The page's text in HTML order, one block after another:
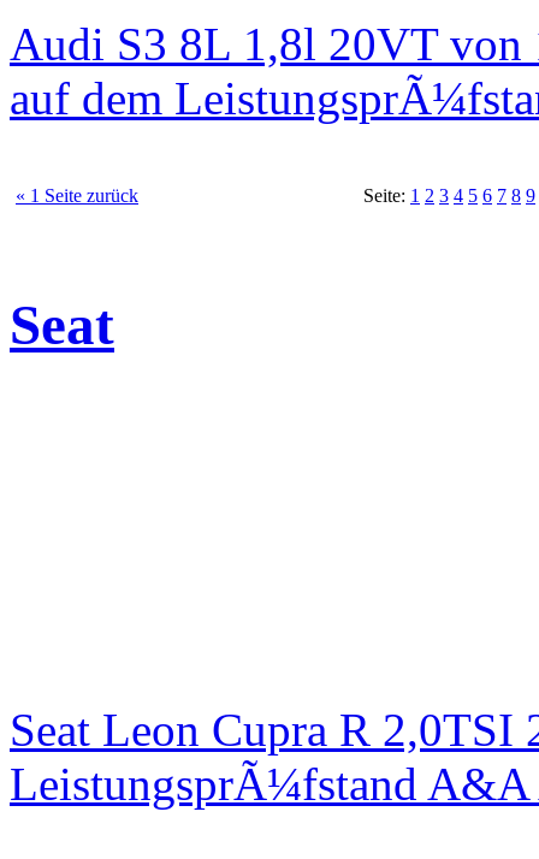
Audi S3 8L 1,8l 20VT von
auf dem
« 1 Seite zurück Seite: 1 2 3 4 5 6 7 8 9
Seat
Seat Leon Cupra R
LeistungsprÃ¼fstand